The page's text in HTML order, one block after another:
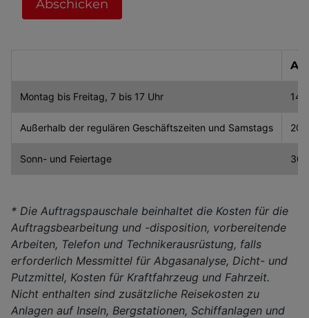
Abschicken
Montag bis Freitag, 7 bis 17 Uhr
Außerhalb der regulären Geschäftszeiten und Samstags
Sonn- und Feiertage
* Die Auftragspauschale beinhaltet die Kosten für die
Auftragsbearbeitung und -disposition, vorbereitende
Arbeiten, Telefon und Technikerausrüstung, falls
erforderlich Messmittel für Abgasanalyse, Dicht- und
Putzmittel, Kosten für Kraftfahrzeug und Fahrzeit.
Nicht enthalten sind zusätzliche Reisekosten zu
Anlagen auf Inseln, Bergstationen, Schiffanlagen und